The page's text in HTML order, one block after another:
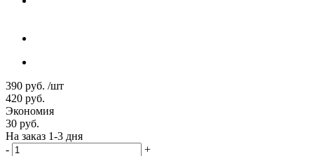
390 руб. /шт
420 руб.
Экономия
30 руб.
На заказ 1-3 дня
-
+